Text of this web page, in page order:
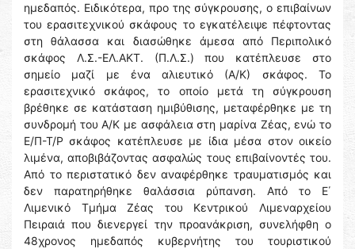
ημεδαπός. Ειδικότερα, προ της σύγκρουσης, ο επιβαίνων
του ερασιτεχνικού σκάφους το εγκατέλειψε πέφτοντας
στη θάλασσα και διασώθηκε άμεσα από Περιπολικό
σκάφος Λ.Σ.-ΕΛ.ΑΚΤ. (Π.Λ.Σ.) που κατέπλευσε στο
σημείο μαζί με ένα αλιευτικό (Α/Κ) σκάφος. Το
ερασιτεχνικό σκάφος, το οποίο μετά τη σύγκρουση
βρέθηκε σε κατάσταση ημιβύθισης, μεταφέρθηκε με τη
συνδρομή του Α/Κ με ασφάλεια στη μαρίνα Ζέας, ενώ το
Ε/Π-Τ/Ρ σκάφος κατέπλευσε με ίδια μέσα στον οικείο
λιμένα, αποβιβάζοντας ασφαλώς τους επιβαίνοντές του.
Από το περιστατικό δεν αναφέρθηκε τραυματισμός και
δεν παρατηρήθηκε θαλάσσια ρύπανση. Από το Ε΄
Λιμενικό Τμήμα Ζέας του Κεντρικού Λιμεναρχείου
Πειραιά που διενεργεί την προανάκριση, συνελήφθη ο
48χρονος ημεδαπός κυβερνήτης του τουριστικού